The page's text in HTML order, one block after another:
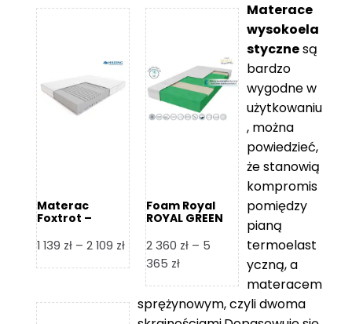
Materac
Foxtrot –
1 139 zł – 2 109 złZakres
cen:
1
139 zł
Foam Royal
ROYAL GREEN
piankowy
2 360 zł – 5
365 złZakres
od
2
Materace
wysokoela
stycznesą
bardzo
wygodne w
użytkowaniu
, można
powiedzieć,
że stanowią
kompromis
pomiędzy
pianą
termoelast
yczną, a
materacem
sprężynowym, czyli dwoma